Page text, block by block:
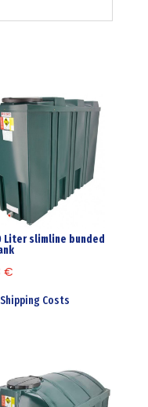
Liter slimline bunded
€
Shipping Costs